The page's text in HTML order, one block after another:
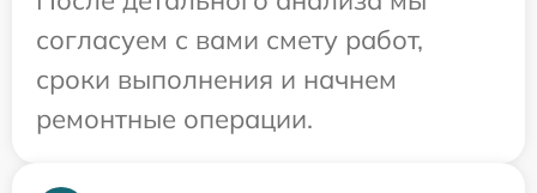
согласуем с вами смету работ,
сроки выполнения и начнем
ремонтные операции.